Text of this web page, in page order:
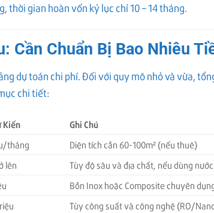
thời gian hoàn vốn kỷ lục chỉ 10 – 14 tháng.
Cần Chuẩn Bị Bao Nhiêu
dự toán chi phí. Đối với quy mô nhỏ và vừa,
chi tiết:
Kiến
Ghi Chú
tháng Diện tích cần 60-100m² (nếu thuê)
lên Tùy độ sâu và địa chất, nếu dùng
Bồn Inox hoặc Composite chuyên
Tùy công suất và công nghệ (RO/